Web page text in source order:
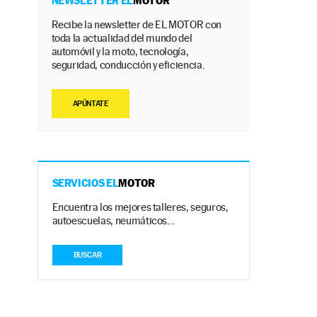
Recibe la newsletter de EL MOTOR con
toda la actualidad del mundo del
automóvil y la moto, tecnología,
seguridad, conducción y eficiencia.
APÚNTATE
SERVICIOS ELMOTOR
Encuentra los mejores talleres, seguros,
autoescuelas, neumáticos…
BUSCAR